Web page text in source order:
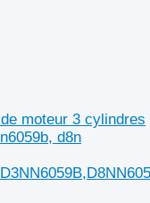
moteur 3 cylindres
d8n